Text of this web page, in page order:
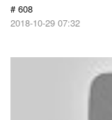
# 608
2018-10-29 07:32